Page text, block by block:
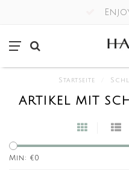
Startseite
ARTIKEL MIT
Min: €0